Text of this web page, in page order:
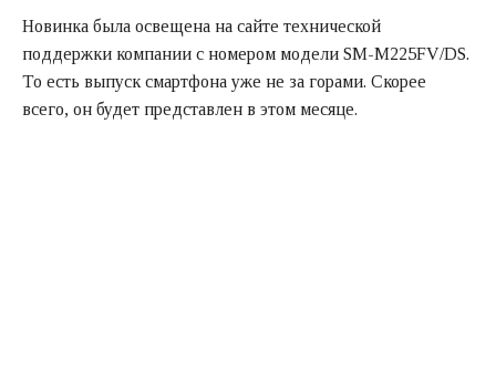
Новинка была освещена на сайте технической
поддержки компании с номером модели SM-M225FV/DS.
То есть выпуск смартфона уже не за горами. Скорее
всего, он будет представлен в этом месяце.